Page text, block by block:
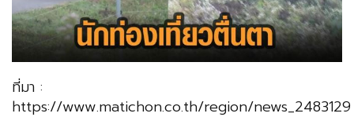
ที่มา :
https://www.matichon.co.th/region/news_2483129